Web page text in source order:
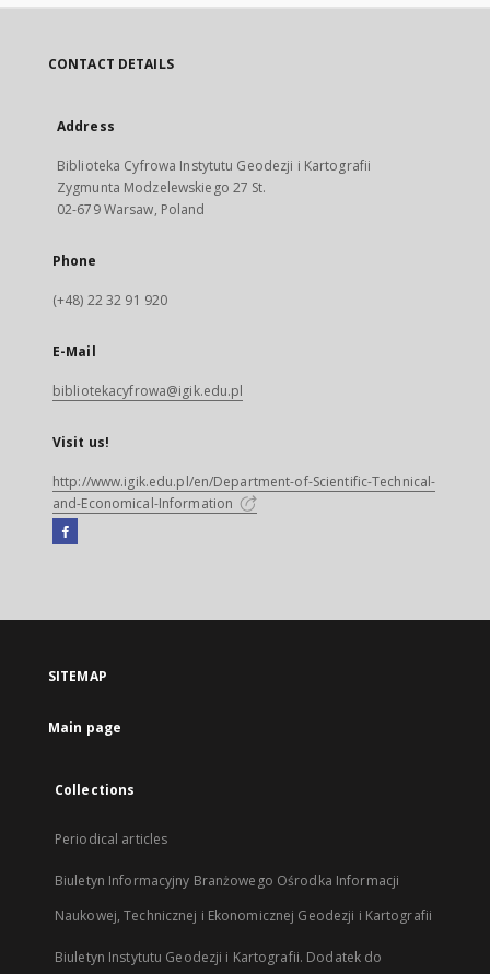
CONTACT DETAILS
Address
Biblioteka Cyfrowa Instytutu Geodezji i Kartografii
Zygmunta Modzelewskiego 27 St.
02-679 Warsaw, Poland
Phone
(+48) 22 32 91 920
E-Mail
bibliotekacyfrowa@igik.edu.pl
Visit us!
http://www.igik.edu.pl/en/Department-of-Scientific-Technical-
and-Economical-Information
Facebook
open
new
SITEMAP
Main page
Collections
Periodical articles
Biuletyn Informacyjny Branżowego Ośrodka Informacji
Naukowej, Technicznej i Ekonomicznej Geodezji i Kartografii
Biuletyn Instytutu Geodezji i Kartografii. Dodatek do